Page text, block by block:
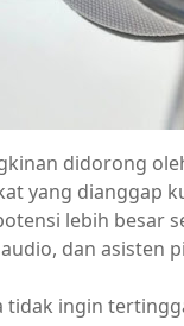
didorong
yang dianggap
lebih besar
dan asisten
tidak ingin